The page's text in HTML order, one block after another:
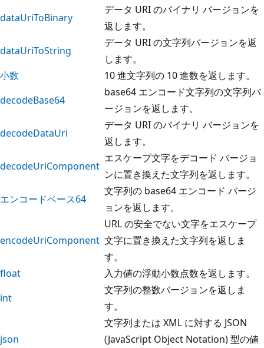
dataUriToBinary
データ URI のバイナリ バージョンを
返します。
dataUriToString
データ URI の文字列バージョンを返
します。
小数
10 進文字列の 10 進数を返します。
decodeBase64
base64 エンコード文字列の文字列バ
ージョンを返します。
decodeDataUri
データ URI のバイナリ バージョンを
返します。
decodeUriComponent
エスケープ文字をデコード バージョ
ンに置き換えた文字列を返します。
エンコードベース64
文字列の base64 エンコード バージ
ョンを返します。
encodeUriComponent
URL の安全でない文字をエスケープ
文字に置き換えた文字列を返しま
す。
float
入力値の浮動小数点数を返します。
int
文字列の整数バージョンを返しま
す。
json
文字列または XML に対する JSON
(JavaScript Object Notation) 型の値